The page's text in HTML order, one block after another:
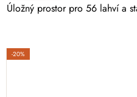
Úložný prostor pro 56 lahví a
-20%